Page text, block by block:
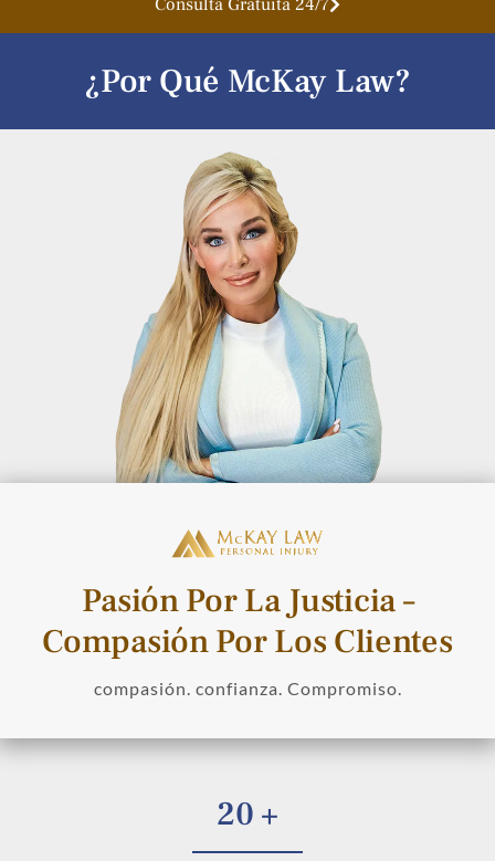
Consulta Gratuita 24/7
¿Por Qué McKay Law?
Pasión Por La Justicia –
Compasión Por Los Clientes
compasión. confianza. Compromiso.
20 +